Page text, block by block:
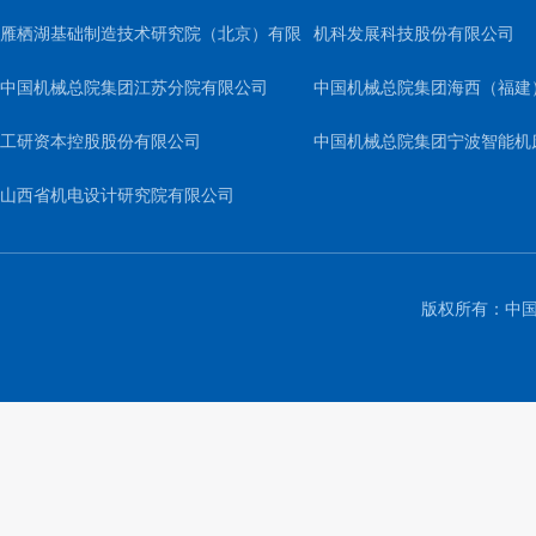
雁栖湖基础制造技术研究院（北京）有限
公司
机科发展科技股份有限公司
中国机械总院集团江苏分院有限公司 中国机械总院集团海西（福
司
工研资本控股股份有限公司 中国机械总院集团宁波智能
山西省机电设计研究院有限公司
版权所有：中